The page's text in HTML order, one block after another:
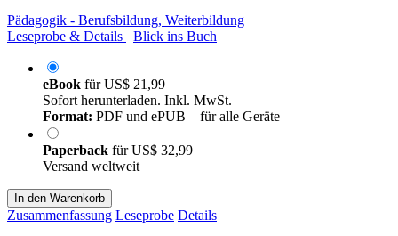
Pädagogik - Berufsbildung, Weiterbildung
Leseprobe & Details
Blick ins Buch
eBook fürUS$ 21,99
Sofort herunterladen. Inkl. MwSt.
Format: PDF und ePUB – für alle Geräte
Paperback fürUS$ 32,99
Versand weltweit
In den Warenkorb
Zusammenfassung Leseprobe Details